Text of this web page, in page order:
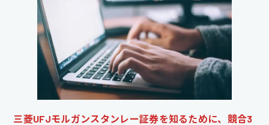
三菱UFJモルガンスタンレー証券を知るために、競合3